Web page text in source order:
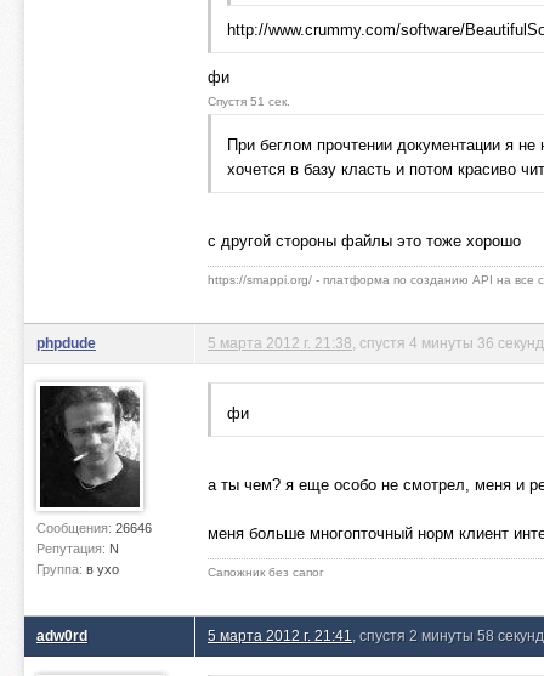
http://www.crummy.com/software/
фи
Спустя 51 сек.
При беглом прочтении документации я
хочется в базу класть и потом красиво
с другой стороны файлы это тоже хорошо
https://smappi.org/ - платформа по созданию API на все
phpdude
Сообщения: 26646
Репутация: N
Группа: в ухо
5 марта 2012 г. 21:38 , спустя 4 минуты 36 секунд
фи
а ты чем? я еще особо не смотрел, меня и
меня больше многопточный норм клиент
Сапожник без сапог
adw0rd 5 марта 2012 г. 21:41 , спустя 2 минуты 58 секунд